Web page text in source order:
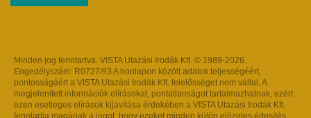
Minden jog fenntartva. VISTA Utazási Irodák Kft. © 1989-2026.
Engedélyszám: R0727/93 A honlapon közölt adatok teljességéért,
pontosságáért a VISTA Utazási Irodák Kft. felelősséget nem vállal. A
megjelenített információk elírásokat, pontatlanságot tartalmazhatnak, ezért
ezen esetleges elírások kijavítása érdekében a VISTA Utazási Irodák Kft.
fenntartja magának a jogot, hogy ezeket minden külön előzetes értesítés